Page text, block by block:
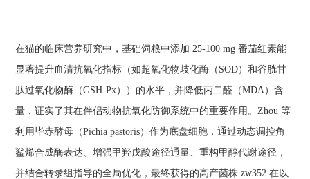
在猫的临床营养研究中，基础饲粮中添加 25-100 mg 番茄红素能
显著提升血清抗氧化指标（如超氧化物歧化酶（SOD）和谷胱甘
肽过氧化物酶（GSH-Px））的水平，并降低丙二醛（MDA）含
量，证实了其在伴侣动物抗氧化防御系统中的重要作用。Zhou 等
利用毕赤酵母（Pichia pastoris）作为底盘细胞，通过动态调控角
鲨烯合成酶表达、增强甲羟戊酸途径通量、重构甲醇代谢途径，
并结合转录组指导的全局优化，最终获得的高产菌株 zw352 在以